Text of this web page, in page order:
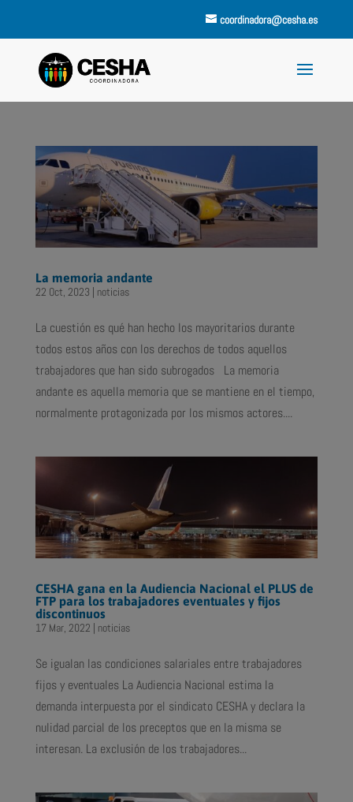
coordinadora@cesha.es
La memoria andante
22 Oct, 2023 | noticias
La cuestión es qué han hecho los mayoritarios durante
todos estos años con los derechos de todos aquellos
trabajadores que han sido subrogados La memoria
andante es aquella memoria que se mantiene en el tiempo,
normalmente protagonizada por los mismos actores....
CESHA gana en la Audiencia Nacional el PLUS de
FTP para los trabajadores eventuales y fijos
discontinuos
17 Mar, 2022
noticias
Se igualan las condiciones salariales entre trabajadores
fijos y eventuales La Audiencia Nacional estima la
demanda interpuesta por el sindicato CESHA y declara la
nulidad parcial de los preceptos que en la misma se
interesan. La exclusión de los trabajadores...